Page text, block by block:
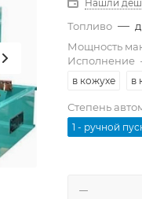
Нашли
Топливо —
Мощность
Исполнение
в кожухе в
Степень
1 - ручной